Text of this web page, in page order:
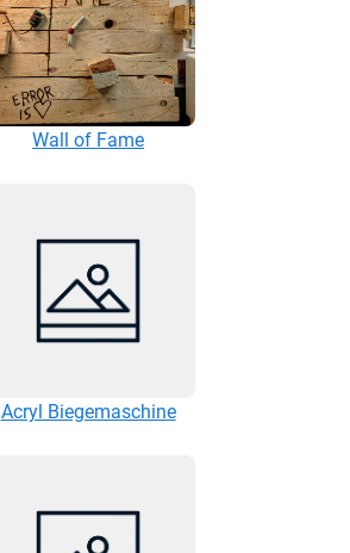
Wall of Fame
Acryl Biegemaschine